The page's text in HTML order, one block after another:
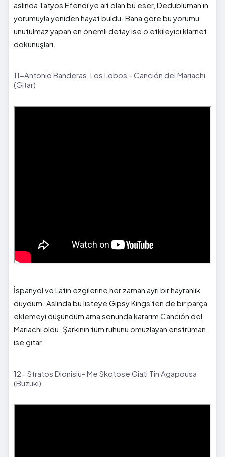
aslında Tatyos Efendi'ye ait olan bu eser, Dedublüman'ın
yorumuyla yeniden hayat buldu. Bana göre bu yorumu
unutulmaz yapan en önemli detay ise o etkileyici klarnet
dokunuşları.
11-Antonio Banderas, Los Lobos - Canción del Mariachi
(Gitar)
İspanyol ve Latin ezgilerine her zaman ayrı bir hayranlık
duydum. Aslında bu listeye Gipsy Kings'ten de bir parça
eklemeyi düşündüm ama sonunda kararım Canción del
Mariachi oldu. Şarkının tüm ruhunu omuzlayan enstrüman
ise gitar.
12- Stratos Dionisiu- Me Skotose Giati Tin Agapousa
(Buzuki)